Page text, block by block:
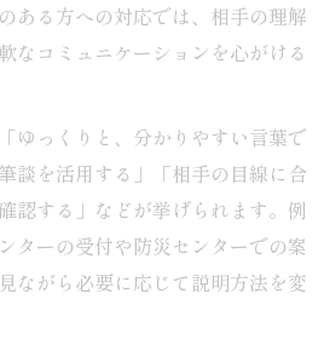
ある方への対応では、相手の理解
なコミュニケーションを心がける
ゆっくりと、分かりやすい言葉で
談を活用する」「相手の目線に合
認する」などが挙げられます。例
ターの受付や防災センターでの案
ながら必要に応じて説明方法を変